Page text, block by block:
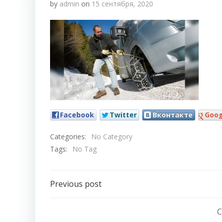
by admin on 15 сентября, 2020
Facebook Twitter Вконтакте
Categories:
No Category
Tags:
No Tag
Навигация
Previous post